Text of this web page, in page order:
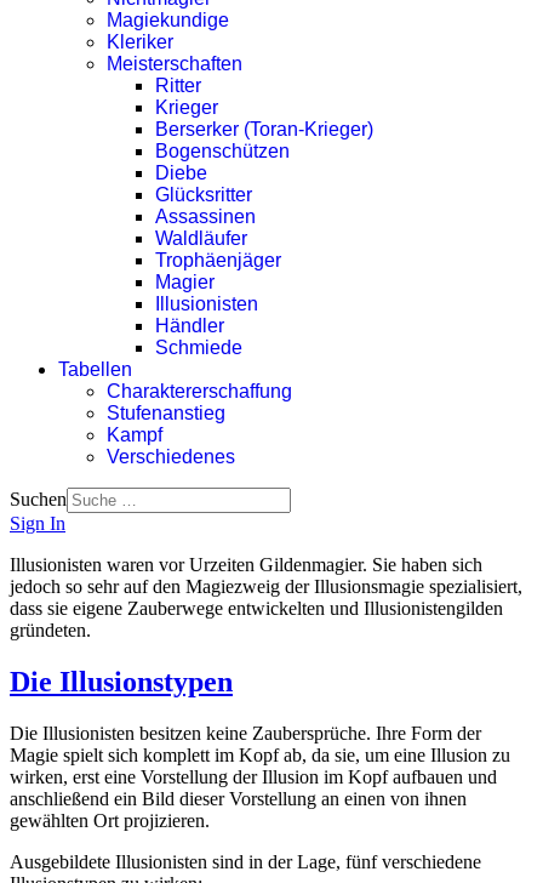
Magiekundige
Kleriker
Meisterschaften
Ritter
Krieger
Berserker (Toran-Krieger)
Bogenschützen
Diebe
Glücksritter
Assassinen
Waldläufer
Trophäenjäger
Magier
Illusionisten
Händler
Schmiede
Tabellen
Charaktererschaffung
Stufenanstieg
Kampf
Verschiedenes
Suchen
Sign In
Illusionisten waren vor Urzeiten Gildenmagier. Sie haben sich
jedoch so sehr auf den Magiezweig der Illusionsmagie spezialisiert,
dass sie eigene Zauberwege entwickelten und Illusionistengilden
gründeten.
Die Illusionstypen
Die Illusionisten besitzen keine Zaubersprüche. Ihre Form der
Magie spielt sich komplett im Kopf ab, da sie, um eine Illusion zu
wirken, erst eine Vorstellung der Illusion im Kopf aufbauen und
anschließend ein Bild dieser Vorstellung an einen von ihnen
gewählten Ort projizieren.
Ausgebildete Illusionisten sind in der Lage, fünf verschiedene